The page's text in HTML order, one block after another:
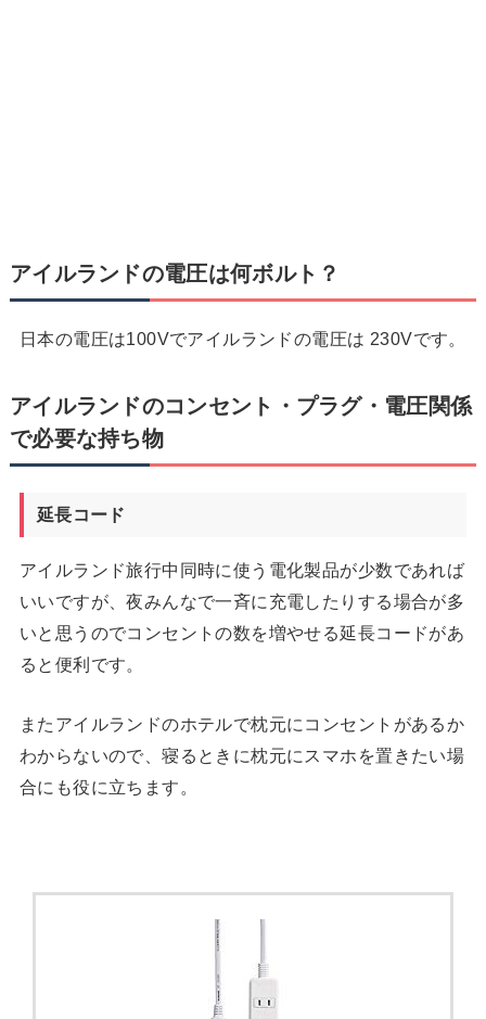
アイルランドの電圧は何ボルト？
日本の電圧は100Vでアイルランドの電圧は 230Vです。
アイルランドのコンセント・プラグ・電圧関係
で必要な持ち物
延長コード
アイルランド旅行中同時に使う電化製品が少数であれば
いいですが、夜みんなで一斉に充電したりする場合が多
いと思うのでコンセントの数を増やせる延長コードがあ
ると便利です。
またアイルランドのホテルで枕元にコンセントがあるか
わからないので、寝るときに枕元にスマホを置きたい場
合にも役に立ちます。